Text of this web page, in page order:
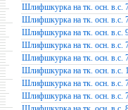
Шлифшкурка на тк. осн.
Шлифшкурка на тк. осн.
Шлифшкурка на тк. осн.
Шлифшкурка на тк. осн.
Шлифшкурка на тк. осн.
Шлифшкурка на тк. осн.
Шлифшкурка на тк. осн.
Шлифшкурка на тк. осн.